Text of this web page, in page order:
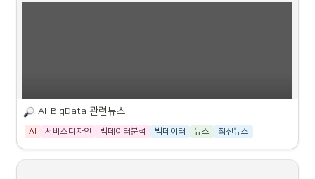
또한 생성형 AI 도구를 사용해 디지털 대화에서 글머리 기호를 가져와 ‘세줄 요
자의 최우선 순위이자 사용 사례가 될 것이다. AI 검색은 구글과 같은 클라우드
뒀지?’와 같은 질문을 해결할 수 있다. 또한 모바일 사용자가 더 나은 사진과 동
유형은 다음과 같습니다:
•
통합: 다른 것처럼 보이는 것들을 같은 것으로 연결하는 것입니다. 예를
들어, 스티브 잡스는 컴퓨터와 예술을 통합하여 애플의 제품 디자인에 혁
신을 가져왔습니다. 통합적 창의력을 개발하려면, 다양한 분야나 문화에
관련기사
AI-BigData 관련뉴스
AI 서비스디자인 빅데이터분석 빅데이터 뉴스 최신뉴스